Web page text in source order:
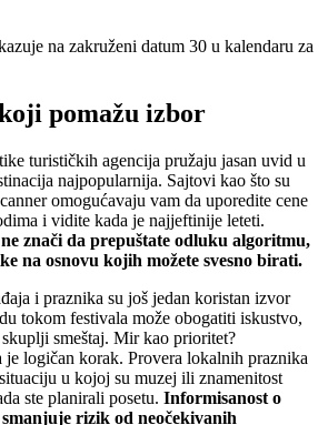
pomažu izbor
turističkih agencija pružaju jasan uvid u
najpopularnija. Sajtovi kao što su
omogućavaju vam da uporedite cene
i vidite kada je najjeftinije leteti.
znači da prepuštate odluku algoritmu,
na osnovu kojih možete svesno birati.
i praznika su još jedan koristan izvor
tokom festivala može obogatiti iskustvo,
smeštaj. Mir kao prioritet?
je logičan korak. Provera lokalnih praznika
u kojoj su muzej ili znamenitost
ste planirali posetu. Informisanost o
rizik od neočekivanih